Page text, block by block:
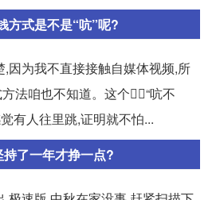
方式是不是“吭”呢?
,因为我不直接接触自媒体视频,所
法咱也不知道。这个👆🏻“吭不
有人往里跳,证明就不怕...
了一年才挣一点?